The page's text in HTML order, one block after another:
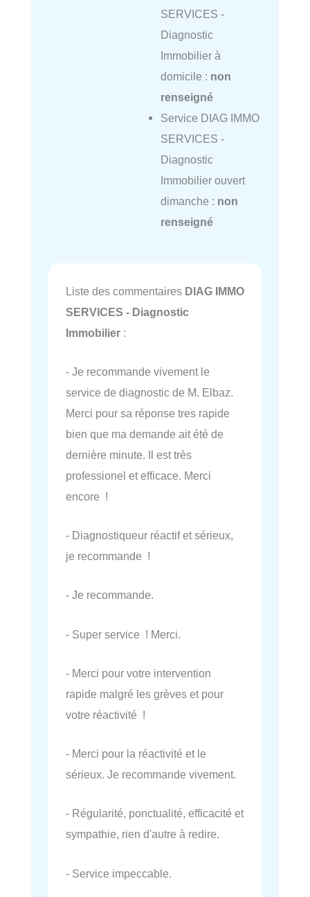
SERVICES -
Diagnostic
Immobilier à
domicile : non
renseigné
Service DIAG IMMO
SERVICES -
Diagnostic
Immobilier ouvert
dimanche : non
renseigné
Liste des commentaires DIAG IMMO
SERVICES - Diagnostic
Immobilier :
- Je recommande vivement le
service de diagnostic de M. Elbaz.
Merci pour sa réponse tres rapide
bien que ma demande ait été de
dernière minute. Il est très
professionel et efficace. Merci
encore !
- Diagnostiqueur réactif et sérieux,
je recommande !
- Je recommande.
- Super service ! Merci.
- Merci pour votre intervention
rapide malgré les grèves et pour
votre réactivité !
- Merci pour la réactivité et le
sérieux. Je recommande vivement.
- Régularité, ponctualité, efficacité et
sympathie, rien d'autre à redire.
- Service impeccable.